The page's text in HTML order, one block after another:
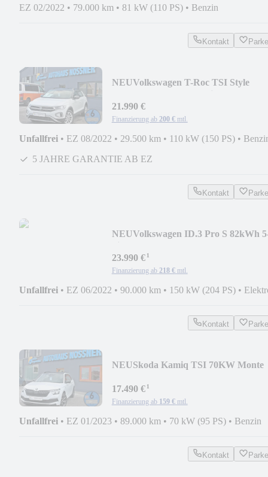
EZ 02/2022 • 79.000 km • 81 kW (110 PS) • Benzin
Kontakt
NEUVolkswagen T-Roc TSI Style
21.990 €
Finanzierung ab 200 € mtl.
Unfallfrei • EZ 08/2022 • 29.500 km • 110 kW (150 PS) •
5 JAHRE GARANTIE AB EZ
Kontakt
NEUVolkswagen ID.3 Pro S 82kWh
23.990 €¹
Finanzierung ab 218 € mtl.
Unfallfrei • EZ 06/2022 • 90.000 km • 150 kW (204 PS) •
Kontakt
NEUSkoda Kamiq TSI 70KW Monte
17.490 €¹
Finanzierung ab 159 € mtl.
Unfallfrei • EZ 01/2023 • 89.000 km • 70 kW (95 PS) • Benzin
Kontakt